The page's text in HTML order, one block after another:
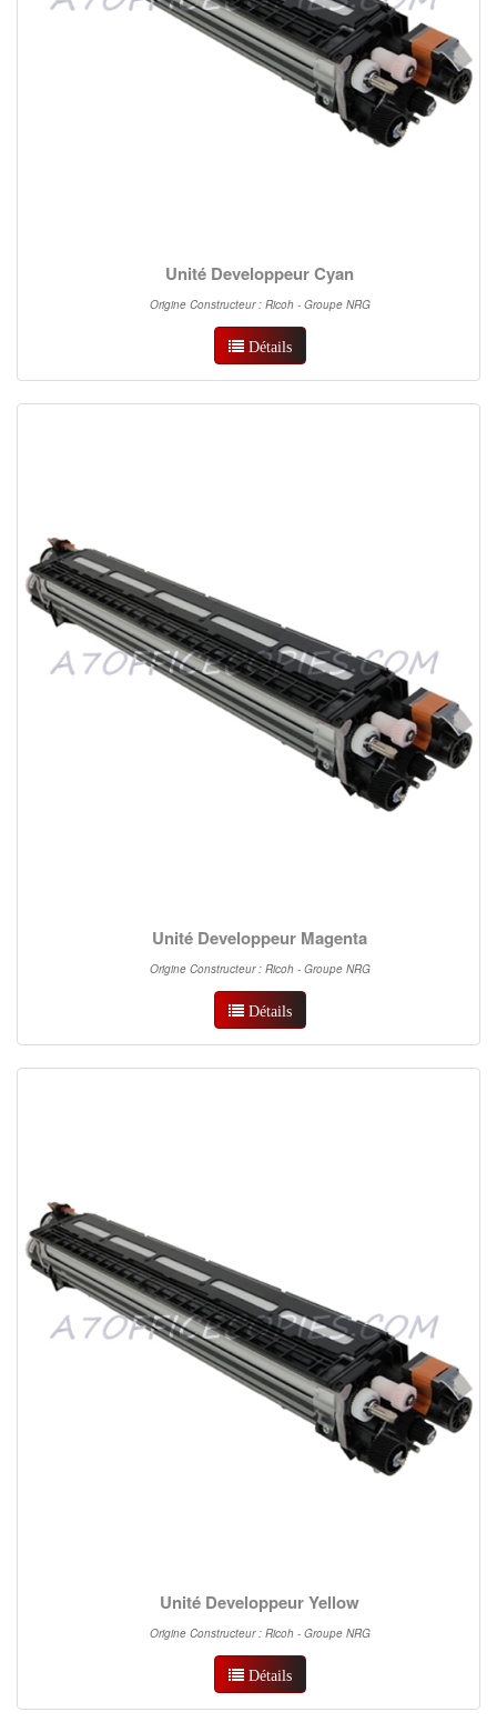
Unité Developpeur Cyan
Origine Constructeur : Ricoh - Groupe NRG
Détails
Unité Developpeur Magenta
Origine Constructeur : Ricoh - Groupe NRG
Détails
Unité Developpeur Yellow
Origine Constructeur : Ricoh - Groupe NRG
Détails